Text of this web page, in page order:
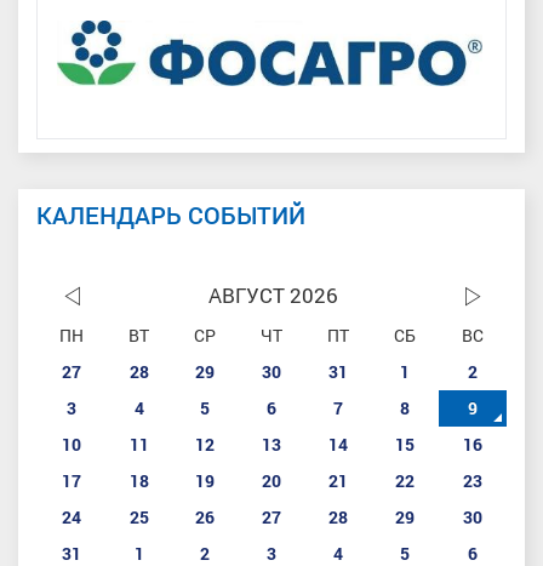
КАЛЕНДАРЬ СОБЫТИЙ
АВГУСТ 2026
ПН ВТ СР ЧТ ПТ СБ
ВС
27
28 29 30 31 1
2
3
4 5 6 7 8
9
10
11 12 13 14 15
16
17
18 19 20 21 22
23
24
25 26 27 28 29
30
31
1 2 3 4 5 6